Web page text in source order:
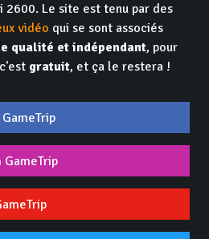
2600. Le site est tenu par des
vidéo qui se sont associés
qualité et indépendant, pour
gratuit, et ça le restera !
GameTrip